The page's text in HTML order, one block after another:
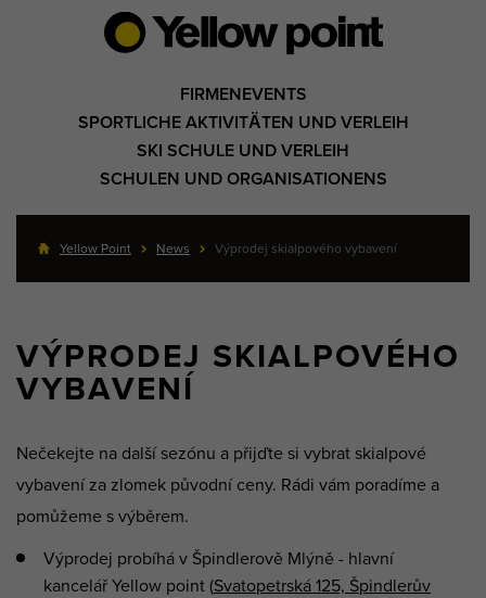
FIRMENEVENTS
SPORTLICHE AKTIVITÄTEN UND VERLEIH
SKI SCHULE UND VERLEIH
SCHULEN UND ORGANISATIONENS
Yellow Point News Výprodej skialpového vybavení
VÝPRODEJ SKIALPOVÉHO
VYBAVENÍ
Nečekejte na další sezónu a přijďte si vybrat skialpové
vybavení za zlomek původní ceny. Rádi vám poradíme a
pomůžeme s výběrem.
Výprodej probíhá v Špindlerově Mlýně - hlavní
kancelář Yellow point (Svatopetrská 125, Špindlerův